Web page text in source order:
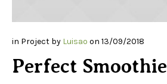
in Project by Luisao on 13/09/2018
Perfect Smoothie